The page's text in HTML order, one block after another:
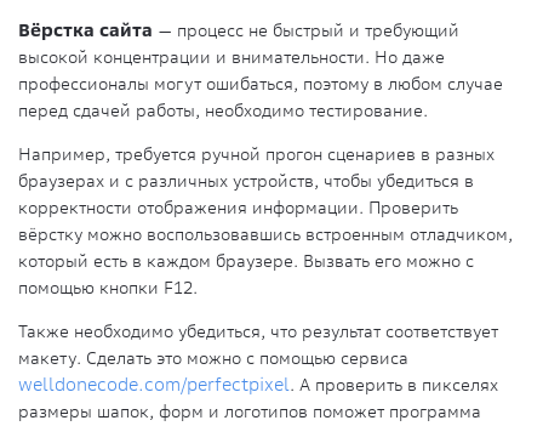
Вёрстка сайта — процесс не быстрый и требующий
высокой концентрации и внимательности. Но даже
профессионалы могут ошибаться, поэтому в любом случае
перед сдачей работы, необходимо тестирование.
Например, требуется ручной прогон сценариев в разных
браузерах и с различных устройств, чтобы убедиться в
корректности отображения информации. Проверить
вёрстку можно воспользовавшись встроенным отладчиком,
который есть в каждом браузере. Вызвать его можно с
помощью кнопки F12.
Также необходимо убедиться, что результат соответствует
макету. Сделать это можно с помощью сервиса
welldonecode.com/perfectpixel. А проверить в пикселях
размеры шапок, форм и логотипов поможет программа